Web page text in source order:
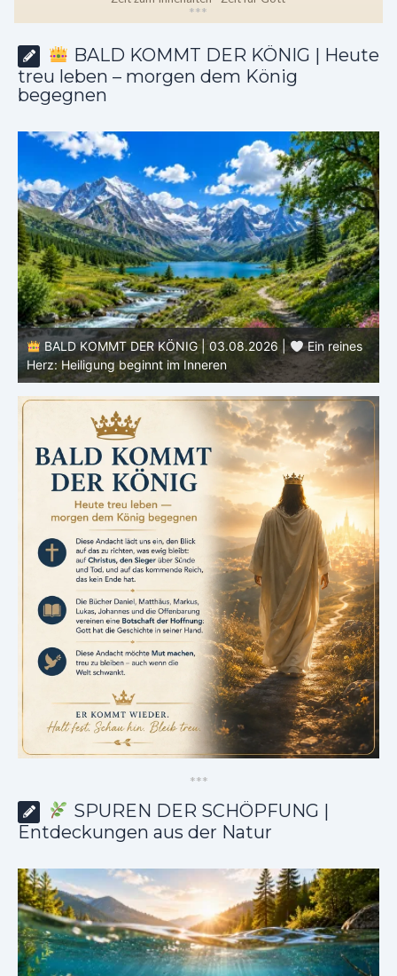
***
BALD KOMMT DER KÖNIG | Heute
treu leben – morgen dem König
begegnen
KOMMT DER KÖNIG | 03.08.2026 |
Ein reines
beginnt im Inneren
BALD
ähnlicher
***
SPUREN DER SCHÖPFUNG |
Entdeckungen aus der Natur